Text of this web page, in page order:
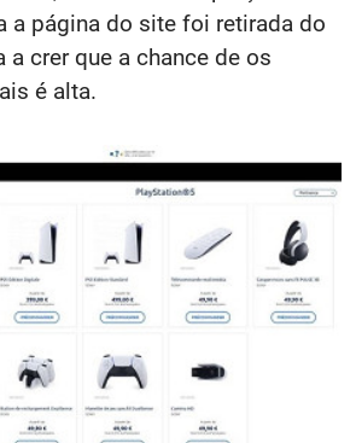
a página do site foi retirada do
a crer que a chance de os
é alta.